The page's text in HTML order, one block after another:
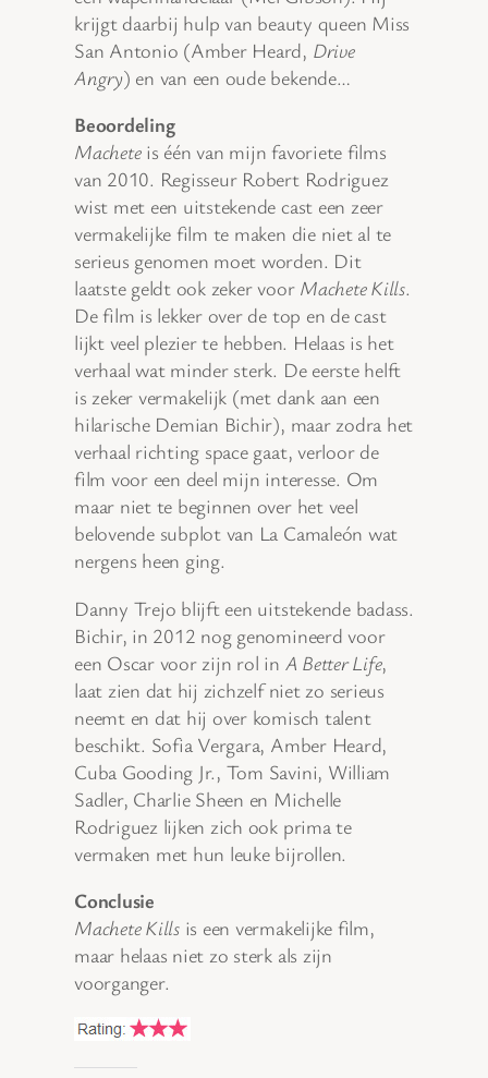
krijgt daarbij hulp van beauty queen Miss
San Antonio (Amber Heard, Drive
Angry) en van een oude bekende…
Beoordeling
Macheteis één van mijn favoriete films
van 2010. Regisseur Robert Rodriguez
wist met een uitstekende cast een zeer
vermakelijke film te maken die niet al te
serieus genomen moet worden. Dit
laatste geldt ook zeker voor Machete Kills.
De film is lekker over de top en de cast
lijkt veel plezier te hebben. Helaas is het
verhaal wat minder sterk. De eerste helft
is zeker vermakelijk (met dank aan een
hilarische Demian Bichir), maar zodra het
verhaal richting space gaat, verloor de
film voor een deel mijn interesse. Om
maar niet te beginnen over het veel
belovende subplot van La Camaleón wat
nergens heen ging.
Danny Trejo blijft een uitstekende badass.
Bichir, in 2012 nog genomineerd voor
een Oscar voor zijn rol in A Better Life,
laat zien dat hij zichzelf niet zo serieus
neemt en dat hij over komisch talent
beschikt. Sofia Vergara, Amber Heard,
Cuba Gooding Jr., Tom Savini, William
Sadler, Charlie Sheen en Michelle
Rodriguez lijken zich ook prima te
vermaken met hun leuke bijrollen.
Conclusie
Machete Killsis een vermakelijke film,
maar helaas niet zo sterk als zijn
voorganger.